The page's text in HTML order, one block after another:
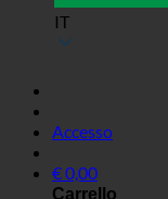
IT
Accesso
€0,00
Carrello